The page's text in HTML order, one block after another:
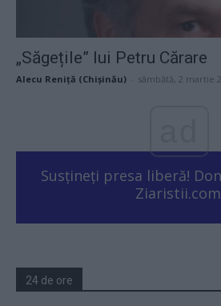
„Săgețile” lui Petru Cărare
Alecu Reniță (Chișinău) sâmbătă, 2 martie
Susțineți presa liberă!
24 de ore